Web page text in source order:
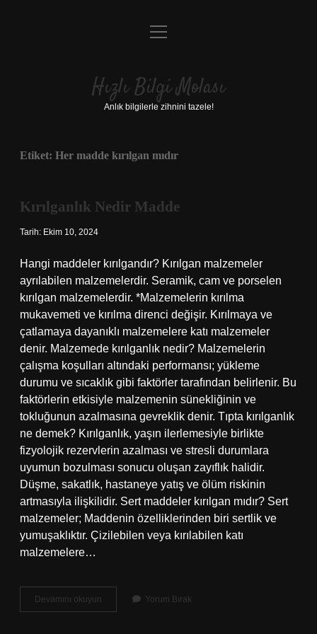
Anasayfa
Yasal Uyarı
menüyü
Hızlı Bilgi Molası
Anlık bilgilerle zihnini tazele!
Etiket: Her madde kırılgan mıdır
Kırılganlık Nedir Madde
Tarih: Ekim 10, 2024
Hangi maddeler kırılgandır? Kırılgan malzemeler
ayrılabilen malzemelerdir. Seramik, cam ve porselen
kırılgan malzemelerdir. *Malzemelerin kırılma
mukavemeti ve kırılma direnci değişir. Kırılmaya ve
çatlamaya dayanıklı malzemelere katı malzemeler
denir. Malzemede kırılganlık nedir? Malzemelerin
çalışma koşulları altındaki performansı; yükleme
durumu ve sıcaklık gibi faktörler tarafından belirlenir. Bu
faktörlerin etkisiyle malzemenin sünekliğinin ve
tokluğunun azalmasına gevreklik denir. Tıpta kırılganlık
ne demek? Kırılganlık, yaşın ilerlemesiyle birlikte
fizyolojik rezervlerin azalması ve stresli durumlara
uyumun bozulması sonucu oluşan zayıflık halidir.
Düşme, sakatlık, hastaneye yatış ve ölüm riskinin
artmasıyla ilişkilidir. Sert maddeler kırılgan mıdır? Sert
malzemeler; Maddenin özelliklerinden biri sertlik ve
yumuşaklıktır. Çizilebilen veya kırılabilen katı
malzemelere…
Devamını okuyun Kırılganlık
Nedir
Yorum Bırak